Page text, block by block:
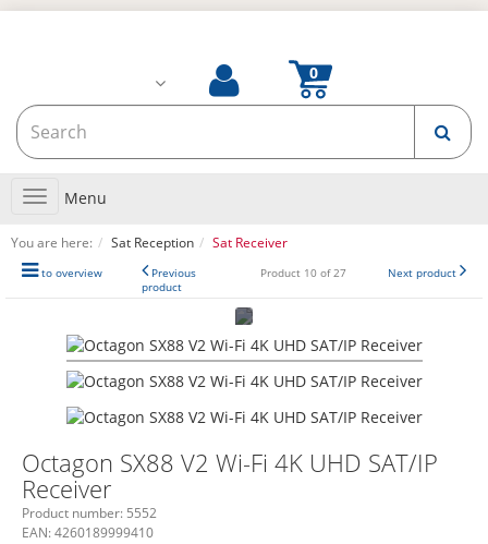
Toggle
navigation
Menu
You are here: Sat Reception Sat Receiver
to overview
Previous
product
Product 10 of 27 Next product
Octagon SX88 V2 Wi-Fi 4K UHD SAT/IP
Receiver
Product number: 5552
EAN:4260189999410